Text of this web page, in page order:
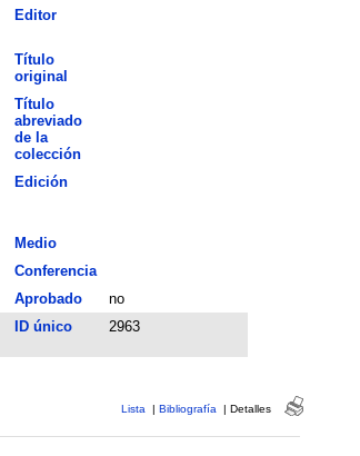
Editor
Título
original
Título
abreviado
de la
colección
Edición
Medio
Conferencia
Aprobado
no
ID único 2963
Lista | Bibliografía | Detalles